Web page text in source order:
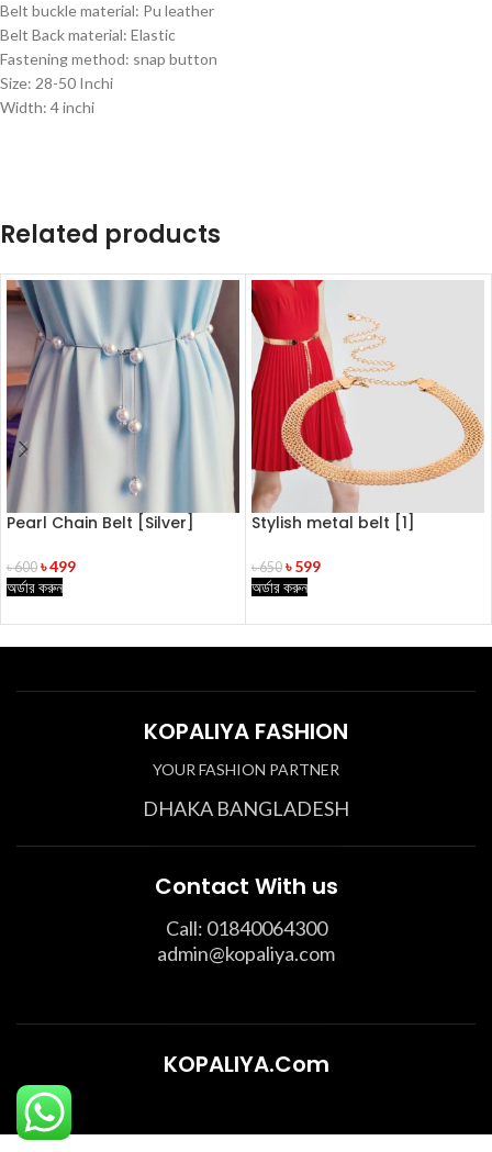
Belt buckle material: Pu leather
Belt Back material: Elastic
Fastening method: snap button
Size: 28-50 Inchi
Width: 4 inchi
Related products
Pearl Chain Belt [Silver]
৳600 ৳499
অর্ডার করুন
Stylish metal belt [1]
৳650 ৳599
অর্ডার করুন
KOPALIYA FASHION
YOUR FASHION PARTNER
DHAKA BANGLADESH
Contact With us
Call: 01840064300
admin@kopaliya.com
KOPALIYA.Com